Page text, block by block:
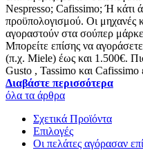
Nespresso; Cafissimo; Ή κάτι
προϋπολογισμού. Οι μηχανές
αγοραστούν στα σούπερ
Μπορείτε επίσης να
(π.χ. Miele) έως και 1.500€.
Gusto , Tassimo και Cafissimo
Διαβάστε περισσότερα
όλα τα άρθρα
Σχετικά Προϊόντα
Επιλογές
Οι πελάτες αγόρασαν